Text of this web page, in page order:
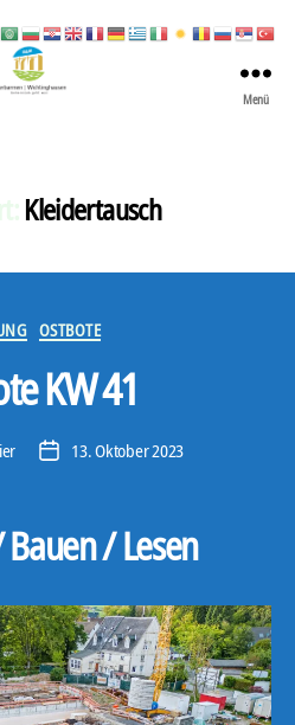
Stadt
Menü
Kleidertausch
Kategorien
OSTBOTE
KW 41
Veröffentlichungsdatum
13. Oktober 2023
/ Lesen